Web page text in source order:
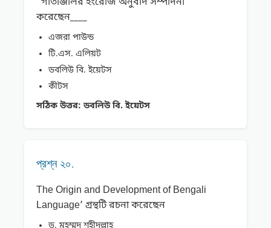
”গীতাঞ্জলির ইংরেজি অনুবাদ সম্পাদনা
করেছেন____
এজরা পাউন্ড
টি.এস. এলিয়ট
ডবলিউ বি. ইয়েটস
কীটস
সঠিক উত্তর: ডবলিউ বি. ইয়েটস
প্রশ্ন ২০.
The Origin and Development of Bengali
Language’ গ্রন্থটি রচনা করেছেন